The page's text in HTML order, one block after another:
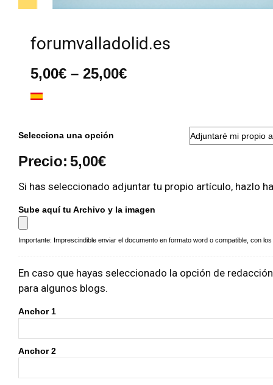
forumvalladolid.es
5,00€ – 25,00€Rango
Selecciona una opción
Precio: 5,00€
Si has seleccionado adjuntar tu propio artículo, hazlo
Sube aquí tu Archivo y la imagen
Importante: Imprescindible enviar el documento en formato word o compatible, con
En caso que hayas seleccionado la opción de
para algunos blogs.
Anchor 1
Anchor 2